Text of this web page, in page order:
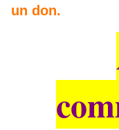
un don.